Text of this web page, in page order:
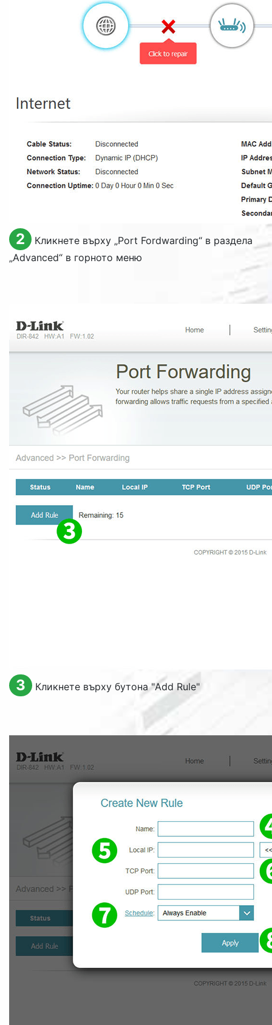
2 Кликнете върху „Port Fordwarding“ в раздела
„Advanced“ в горното меню
3 Кликнете върху бутона "Add Rule"